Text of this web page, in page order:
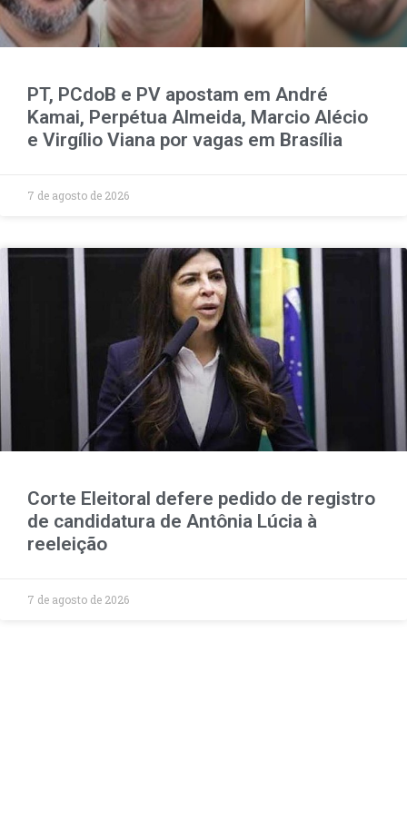
PT, PCdoB e PV apostam em André
Kamai, Perpétua Almeida, Marcio Alécio
e Virgílio Viana por vagas em Brasília
7 de agosto de 2026
Corte Eleitoral defere pedido de registro
de candidatura de Antônia Lúcia à
reeleição
7 de agosto de 2026